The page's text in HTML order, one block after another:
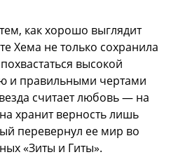
как хорошо выглядит
Хема не только сохранила
высокой
и правильными чертами
считает любовь — на
хранит верность лишь
перевернул ее мир во
«Зиты и Гиты».